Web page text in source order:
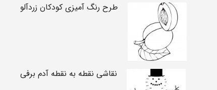
طرح رنگ آمیزی کودکان زردآلو
نقاشی نقطه به نقطه آدم برفی